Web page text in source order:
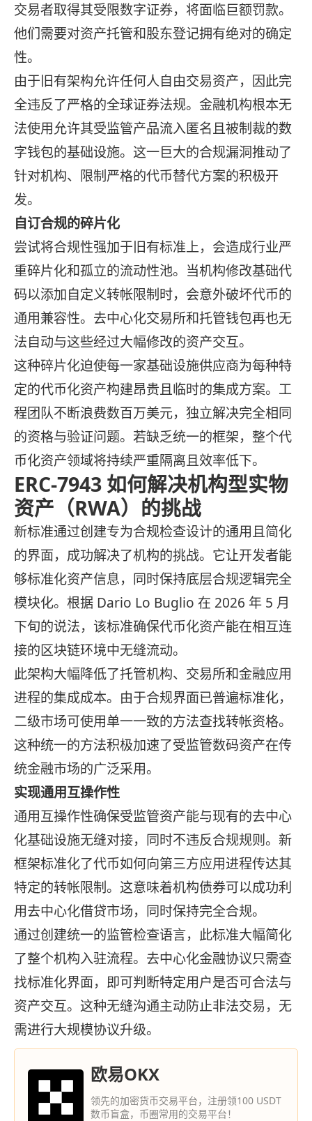
交易者取得其受限数字证券，将面临巨额罚款。
他们需要对资产托管和股东登记拥有绝对的确定
性。
由于旧有架构允许任何人自由交易资产，因此完
全违反了严格的全球证券法规。金融机构根本无
法使用允许其受监管产品流入匿名且被制裁的数
字钱包的基础设施。这一巨大的合规漏洞推动了
针对机构、限制严格的代币替代方案的积极开
发。
自订合规的碎片化
尝试将合规性强加于旧有标准上，会造成行业严
重碎片化和孤立的流动性池。当机构修改基础代
码以添加自定义转帐限制时，会意外破坏代币的
通用兼容性。去中心化交易所和托管钱包再也无
法自动与这些经过大幅修改的资产交互。
这种碎片化迫使每一家基础设施供应商为每种特
定的代币化资产构建昂贵且临时的集成方案。工
程团队不断浪费数百万美元，独立解决完全相同
的资格与验证问题。若缺乏统一的框架，整个代
币化资产领域将持续严重隔离且效率低下。
ERC-7943 如何解决机构型实物
资产（RWA）的挑战
新标准通过创建专为合规检查设计的通用且简化
的界面，成功解决了机构的挑战。它让开发者能
够标准化资产信息，同时保持底层合规逻辑完全
模块化。根据 Dario Lo Buglio 在 2026 年 5 月
下旬的说法，该标准确保代币化资产能在相互连
接的区块链环境中无缝流动。
此架构大幅降低了托管机构、交易所和金融应用
进程的集成成本。由于合规界面已普遍标准化，
二级市场可使用单一一致的方法查找转帐资格。
这种统一的方法积极加速了受监管数码资产在传
统金融市场的广泛采用。
实现通用互操作性
通用互操作性确保受监管资产能与现有的去中心
化基础设施无缝对接，同时不违反合规规则。新
框架标准化了代币如何向第三方应用进程传达其
特定的转帐限制。这意味着机构债券可以成功利
用去中心化借贷市场，同时保持完全合规。
通过创建统一的监管检查语言，此标准大幅简化
了整个机构入驻流程。去中心化金融协议只需查
找标准化界面，即可判断特定用户是否可合法与
资产交互。这种无缝沟通主动防止非法交易，无
需进行大规模协议升级。
欧易OKX
领先的加密货币交易平台，注册领100 USDT
数币盲盒，币圈常用的交易平台！